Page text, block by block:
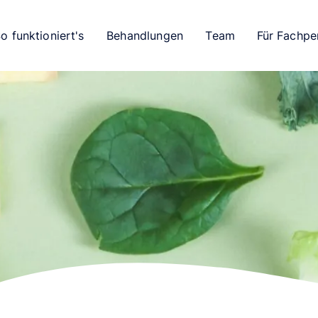
funktioniert's Behandlungen Team Für